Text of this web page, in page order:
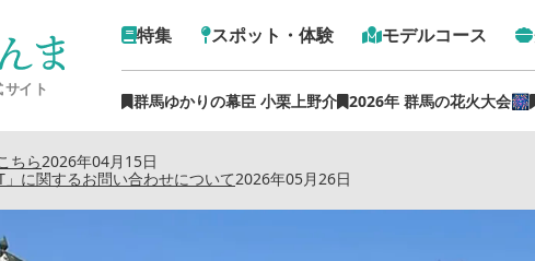
特集 スポット・体験 モデルコース
群馬ゆかりの幕臣 小栗上野介 2026年 群馬の花火大会🎆
2026年04月15日
ちら
2026年05月26日
」に関するお問い合わせについて
トップ›特集記事›桐生市ののこぎり屋根の建物で美味しいパンを食